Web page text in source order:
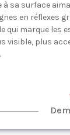
sa surface
en réflexes
qui marque les
visible, plus